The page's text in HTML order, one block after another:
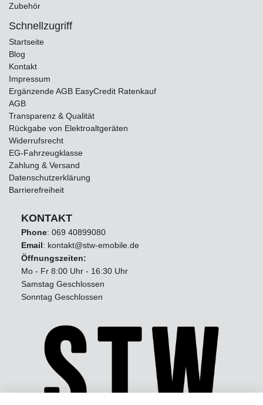
Zubehör
Schnellzugriff
Startseite
Blog
Kontakt
Impressum
Ergänzende AGB EasyCredit Ratenkauf
AGB
Transparenz & Qualität
Rückgabe von Elektroaltgeräten
Widerrufsrecht
EG-Fahrzeugklasse
Zahlung & Versand
Datenschutzerklärung
Barrierefreiheit
KONTAKT
Phone: 069 40899080
Email: kontakt@stw-emobile.de
Öffnungszeiten:
Mo - Fr 8:00 Uhr - 16:30 Uhr
Samstag Geschlossen
Sonntag Geschlossen